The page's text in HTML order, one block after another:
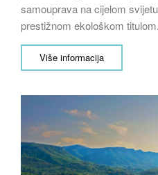
samouprava na cijelom
prestižnom ekološkom titulom.
Više informacija